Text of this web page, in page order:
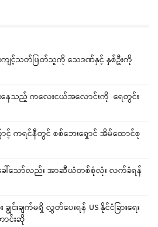
းကျင့်သတ်ဖြတ်သူကို သေဒဏ်နှင့် နှစ်ဦးကို
နေသည့် ကလေးငယ်အလောင်းကို ရေတွင်း
ာင့် ကရင်နီတွင် စစ်ဘေးရှောင် အိမ်ထောင်စု
ါ်သော်လည်း အာဆီယံတစ်စုံလုံး လက်ခံရန်
င်းချက်မရှိ လွှတ်ပေးရန် US နိုင်ငံခြားရေး
ာင်းဆို